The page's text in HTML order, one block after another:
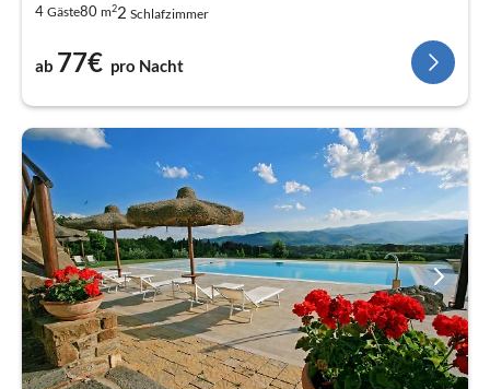
4 Gäste80 m22 Schlafzimmer
ab 77€ pro Nacht